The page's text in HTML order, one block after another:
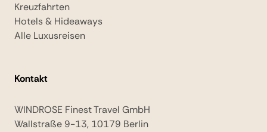
Kreuzfahrten
Hotels & Hideaways
Alle Luxusreisen
Kontakt
WINDROSE Finest Travel GmbH
Wallstraße 9-13, 10179 Berlin